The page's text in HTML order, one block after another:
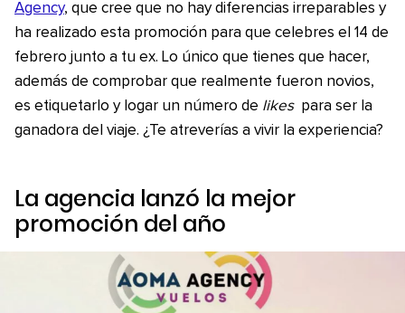
Agency, que cree que no hay diferencias irreparables y
ha realizado esta promoción para que celebres el 14 de
febrero junto a tu ex. Lo único que tienes que hacer,
además de comprobar que realmente fueron novios,
es etiquetarlo y logar un número de likes para ser la
ganadora del viaje. ¿Te atreverías a vivir la experiencia?
La agencia lanzó la mejor
promoción del año